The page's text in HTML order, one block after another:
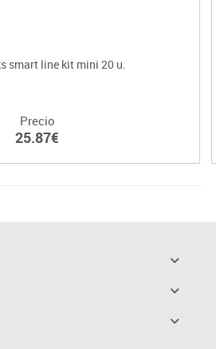
smart line kit mini 20 u.
Precio
25.87€